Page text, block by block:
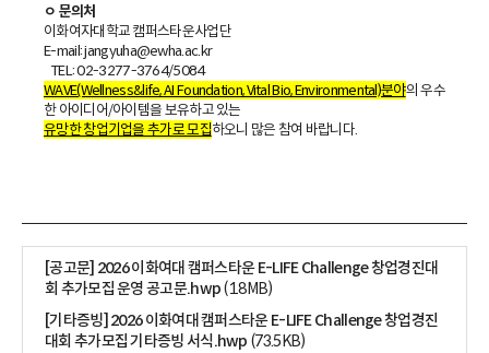
ㅇ 문의처
이화여자대학교 캠퍼스타운사업단
E-mail:jangyuha@ewha.ac.kr
TEL: 02-3277-3764/5084
WAVE(Wellness&life, AI Foundation, Vital Bio, Environmental)분야의 우수
한 아이디어/아이템을 보유하고 있는
유망한 창업기업을 추가로 모집하오니 많은 참여 바랍니다.
[공고문] 2026 이화여대 캠퍼스타운 E-LIFE Challenge 창업경진대
회 추가모집 운영 공고문.hwp(1.8MB)
[기타증빙] 2026 이화여대 캠퍼스타운 E-LIFE Challenge 창업경진
대회 추가모집 기타증빙 서식.hwp (73.5KB)